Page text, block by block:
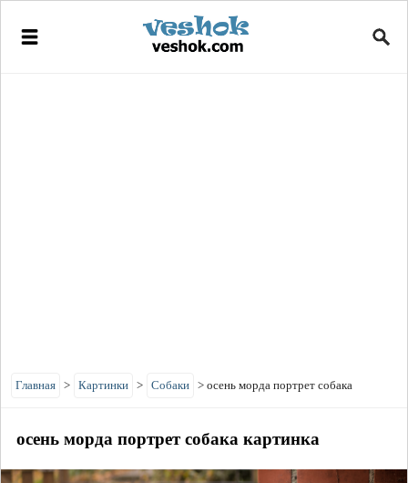
Главная > Картинки > Собаки > осень морда портрет собака
осень морда портрет собака картинка